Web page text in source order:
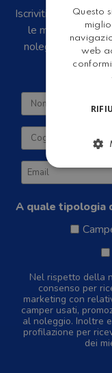
Iscriviti alla
le migliori offerte
noleggio, eventi,
A quale tipologia
Nel rispetto della
consenso per
marketing con
camper usati,
al noleggio. Inoltre
profilazione per
dei
Questo
web